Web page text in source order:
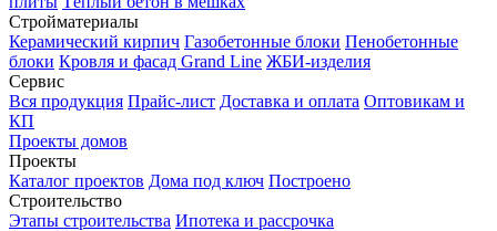
Стройматериалы
Керамический кирпич Газобетонные блоки Пенобетонные
блоки Кровля и фасад Grand Line ЖБИ-изделия
Сервис
Вся продукция Прайс-лист Доставка и оплата Оптовикам и
КП
Проекты домов
Проекты
Каталог проектов Дома под ключ Построено
Строительство
Этапы строительства Ипотека и рассрочка